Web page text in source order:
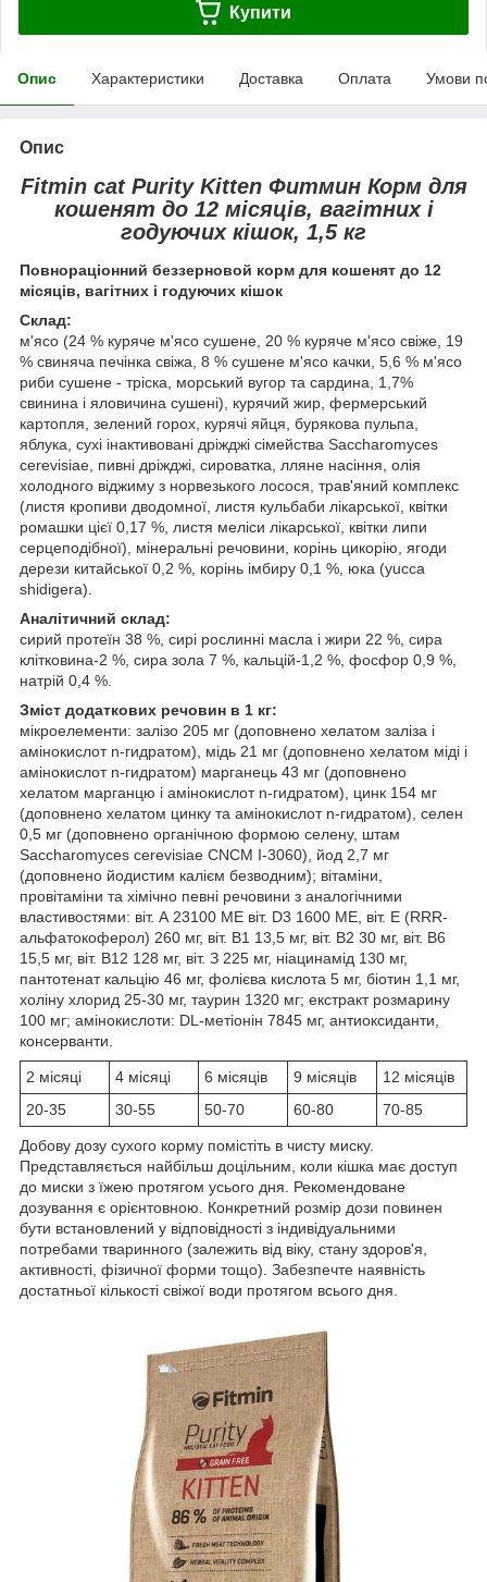
Купити
Опис Характеристики Доставка Оплата Умови
Опис
Fitmin cat Purity Kitten Фитмин Корм для
кошенят до 12 місяців, вагітних і
годуючих кішок, 1,5 кг
Повнораціонний беззерновой корм для кошенят до 12
місяців, вагітних і годуючих кішок
Склад:
м'ясо (24 % куряче м'ясо сушене, 20 % куряче м'ясо свіже, 19
% свиняча печінка свіжа, 8 % сушене м'ясо качки, 5,6 % м'ясо
риби сушене - тріска, морський вугор та сардина, 1,7%
свинина і яловичина сушені), курячий жир, фермерський
картопля, зелений горох, курячі яйця, бурякова пульпа,
яблука, сухі інактивовані дріжджі сімейства Saccharomyces
cerevisiae, пивні дріжджі, сироватка, лляне насіння, олія
холодного віджиму з норвезького лосося, трав'яний комплекс
(листя кропиви дводомної, листя кульбаби лікарської, квітки
ромашки цієї 0,17 %, листя меліси лікарської, квітки липи
серцеподібної), мінеральні речовини, корінь цикорію, ягоди
дерези китайської 0,2 %, корінь імбиру 0,1 %, юка (yucca
shidigera).
Аналітичний склад:
сирий протеїн 38 %, сирі рослинні масла і жири 22 %, сира
клітковина-2 %, сира зола 7 %, кальцій-1,2 %, фосфор 0,9 %,
натрій 0,4 %.
Зміст додаткових речовин в 1 кг:
мікроелементи: залізо 205 мг (доповнено хелатом заліза і
амінокислот n-гидратом), мідь 21 мг (доповнено хелатом міді і
амінокислот n-гидратом) марганець 43 мг (доповнено
хелатом марганцю і амінокислот n-гидратом), цинк 154 мг
(доповнено хелатом цинку та амінокислот n-гидратом), селен
0,5 мг (доповнено органічною формою селену, штам
Saccharomyces cerevisiae CNCM I-3060), йод 2,7 мг
(доповнено йодистим калієм безводним); вітаміни,
провітаміни та хімічно певні речовини з аналогічними
властивостями: віт. А 23100 ME віт. D3 1600 МЕ, віт. E (RRR-
альфатокоферол) 260 мг, віт. B1 13,5 мг, віт. B2 30 мг, віт. B6
15,5 мг, віт. B12 128 мг, віт. З 225 мг, ніацинамід 130 мг,
пантотенат кальцію 46 мг, фолієва кислота 5 мг, біотин 1,1 мг,
холіну хлорид 25-30 мг, таурин 1320 мг; екстракт розмарину
100 мг; амінокислоти: DL-метіонін 7845 мг, антиоксиданти,
консерванти.
2 місяці 4 місяці 6 місяців 9 місяців
12 місяців
20-35
30-55 50-70 60-80 70-85
Добову дозу сухого корму помістіть в чисту миску.
Представляється найбільш доцільним, коли кішка має доступ
до миски з їжею протягом усього дня. Рекомендоване
дозування є орієнтовною. Конкретний розмір дози повинен
бути встановлений у відповідності з індивідуальними
потребами тваринного (залежить від віку, стану здоров'я,
активності, фізичної форми тощо). Забезпечте наявність
достатньої кількості свіжої води протягом всього дня.